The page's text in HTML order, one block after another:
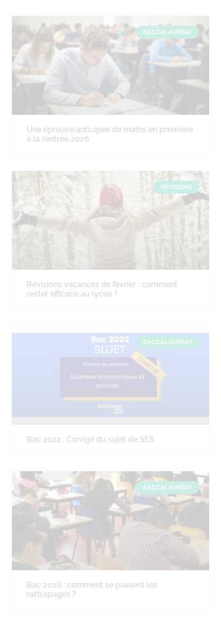
BACCALAURÉAT
Une épreuve anticipée de maths en première
à la rentrée 2026
RÉVISIONS
Révisions vacances de février : comment
rester efficace au lycée ?
BACCALAURÉAT
Bac 2022 : Corrigé du sujet de SES
BACCALAURÉAT
Bac 2026 : comment se passent les
rattrapages ?